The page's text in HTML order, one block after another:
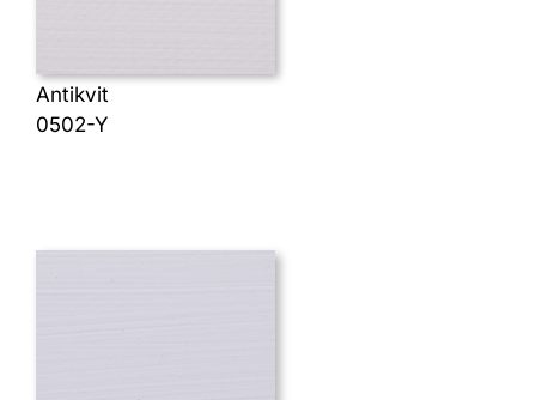
Antikvit
0502-Y